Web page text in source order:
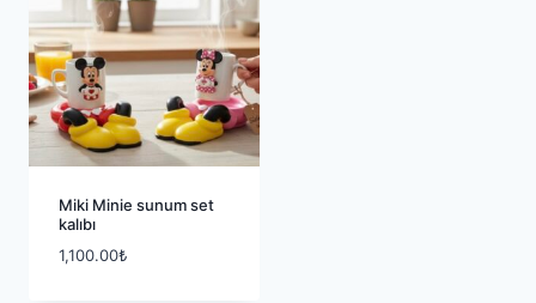
Miki Minie sunum set
kalıbı
1,100.00₺